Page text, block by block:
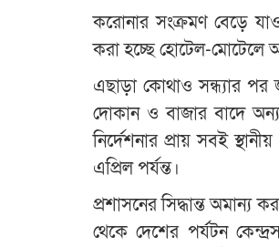
করোনার সংক্রমণ বেড়ে
করা হচ্ছে হোটেল-মোটেলে
এছাড়া কোথাও সন্ধ্যার
দোকান ও বাজার বাদে
নির্দেশনার প্রায় সবই
এপ্রিল পর্যন্ত।
প্রশাসনের সিদ্ধান্ত
থেকে দেশের পর্যটন